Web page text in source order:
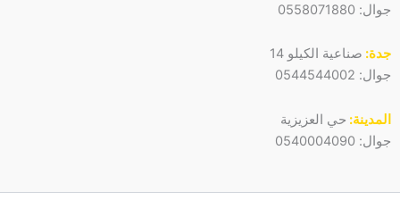
جوال: 0558071880
جدة: صناعية الكيلو 14
جوال: 0544544002
المدينة: حي العزيزية
جوال: 0540004090